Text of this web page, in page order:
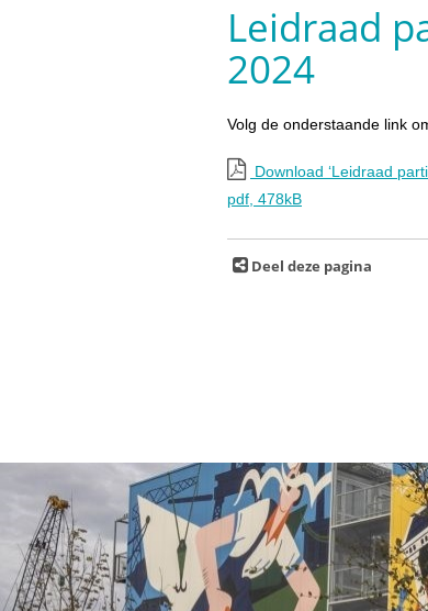
Leidraad
2024
Volg de onderstaande link
Download ‘Leidraad
pdf , 478kB
Deel deze pagina